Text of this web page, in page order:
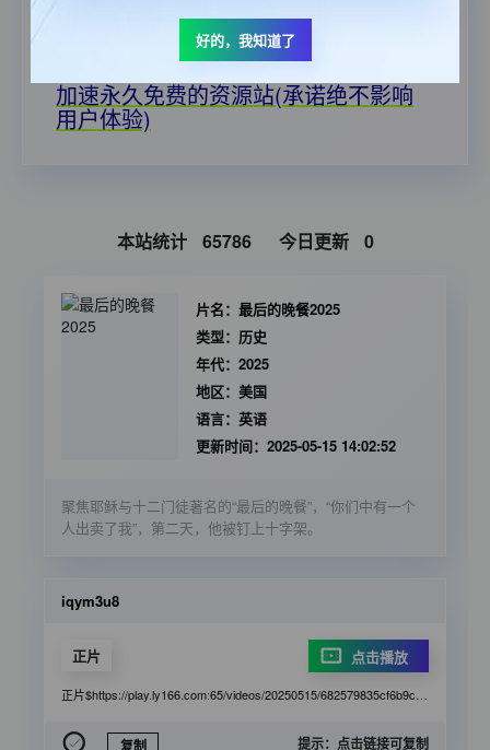
🎉郑重承诺：资源永久免费,国内CDN
加速永久免费的资源站(承诺绝不影响
用户体验)
本站统计 65786 今日更新 0
片名： 最后的晚餐2025
类型： 历史
年代： 2025
地区： 美国
语言： 英语
更新时间： 2025-05-15 14:02:52
聚焦耶稣与十二门徒著名的“最后的晚餐”，“你们中有一个
人出卖了我”，第二天，他被钉上十字架。
iqym3u8
正片 点击播放
复制 提示：点击链接可复制
好的，我知道了